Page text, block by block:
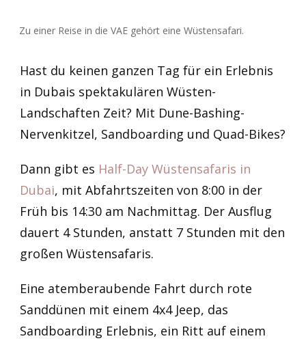
Zu einer Reise in die VAE gehört eine Wüstensafari.
Hast du keinen ganzen Tag für ein Erlebnis
in Dubais spektakulären Wüsten-
Landschaften Zeit? Mit Dune-Bashing-
Nervenkitzel, Sandboarding und Quad-Bikes?
Dann gibt es Half-Day Wüstensafaris in
Dubai, mit Abfahrtszeiten von 8:00 in der
Früh bis 14:30 am Nachmittag. Der Ausflug
dauert 4 Stunden, anstatt 7 Stunden mit den
großen Wüstensafaris.
Eine atemberaubende Fahrt durch rote
Sanddünen mit einem 4x4 Jeep, das
Sandboarding Erlebnis, ein Ritt auf einem